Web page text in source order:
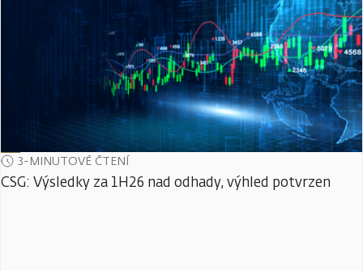
3-MINUTOVÉ ČTENÍ
CSG: Výsledky za 1H26 nad odhady, výhled potvrzen